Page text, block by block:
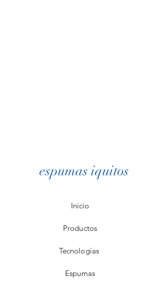
espumas iquitos
Inicio
Productos
Tecnologías
Espumas